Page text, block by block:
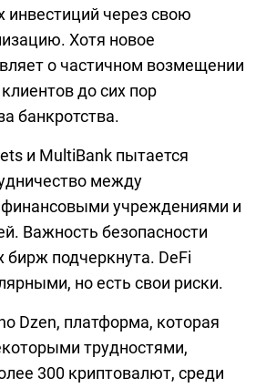
инвестиций через свою
Хотя новое
о частичном возмещении
до сих пор
банкротства.
и MultiBank пытается
между
учреждениями и
Важность безопасности
подчеркнута. DeFi
но есть свои риски.
Dzen, платформа, которая
трудностями,
300 криптовалют, среди